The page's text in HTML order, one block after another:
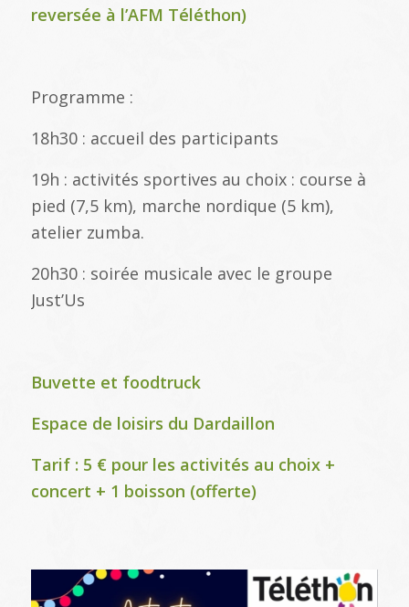
reversée à l’AFM Téléthon)
Programme :
18h30 : accueil des participants
19h : activités sportives au choix : course à
pied (7,5 km), marche nordique (5 km),
atelier zumba.
20h30 : soirée musicale avec le groupe
Just’Us
Buvette et foodtruck
Espace de loisirs du Dardaillon
Tarif : 5 € pour les activités au choix +
concert + 1 boisson (offerte)